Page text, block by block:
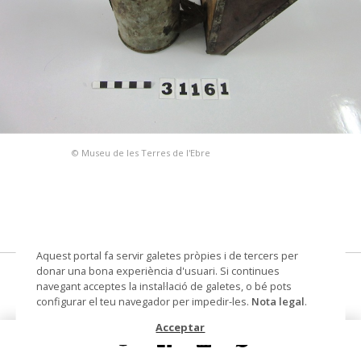
© Museu de les Terres de l'Ebre
fumador
Materials i tècniques llauna
Aquest portal fa servir galetes pròpies i de tercers per
donar una bona experiència d'usuari. Si continues
navegant acceptes la instal·lació de galetes, o bé pots
configurar el teu navegador per impedir-les. Nota legal.
Acceptar